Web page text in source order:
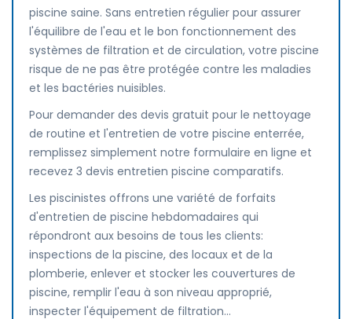
piscine saine. Sans entretien régulier pour assurer
l'équilibre de l'eau et le bon fonctionnement des
systèmes de filtration et de circulation, votre piscine
risque de ne pas être protégée contre les maladies
et les bactéries nuisibles.
Pour demander des devis gratuit pour le nettoyage
de routine et l'entretien de votre piscine enterrée,
remplissez simplement notre formulaire en ligne et
recevez 3 devis entretien piscine comparatifs.
Les piscinistes offrons une variété de forfaits
d'entretien de piscine hebdomadaires qui
répondront aux besoins de tous les clients:
inspections de la piscine, des locaux et de la
plomberie, enlever et stocker les couvertures de
piscine, remplir l'eau à son niveau approprié,
inspecter l'équipement de filtration...